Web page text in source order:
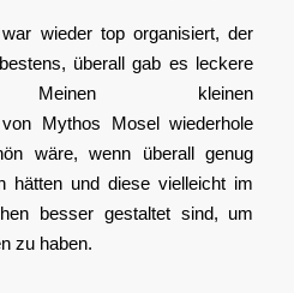
wieder top organisiert, der
überall gab es leckere
Meinen kleinen
Mythos Mosel wiederhole
wäre, wenn überall genug
hätten und diese vielleicht im
besser gestaltet sind, um
zu haben.